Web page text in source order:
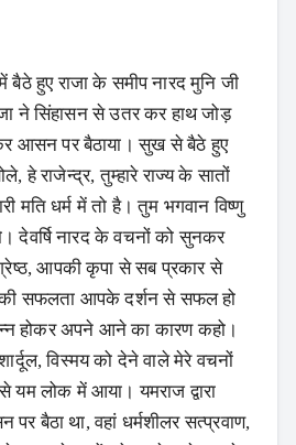
हुए राजा के समीप नारद मुनि जी
ने सिंहासन से उतर कर हाथ जोड़
आसन पर बैठाया। सुख से बैठे हुए
हे राजेन्द्र, तुम्हारे राज्य के सातों
मति धर्म में तो है। तुम भगवान विष्णु
देवर्षि नारद के वचनों को सुनकर
आपकी कृपा से सब प्रकार से
सफलता आपके दर्शन से सफल हो
होकर अपने आने का कारण कहो।
विस्मय को देने वाले मेरे वचनों
यम लोक में आया। यमराज द्वारा
बैठा था, वहां धर्मशीलर सत्प्रवाण,